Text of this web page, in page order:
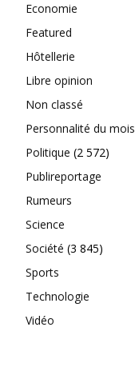
Economie
Featured
Hôtellerie
Libre opinion
Non classé
Personnalité du mois
Politique (2 572)
Publireportage
Rumeurs
Science
Société (3 845)
Sports
Technologie
Vidéo